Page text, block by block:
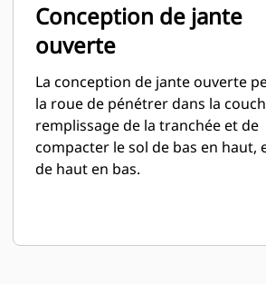
Conception de jante
ouverte
La conception de jante ouverte
la roue de pénétrer dans la
remplissage de la tranchée et de
compacter le sol de bas en haut,
de haut en bas.